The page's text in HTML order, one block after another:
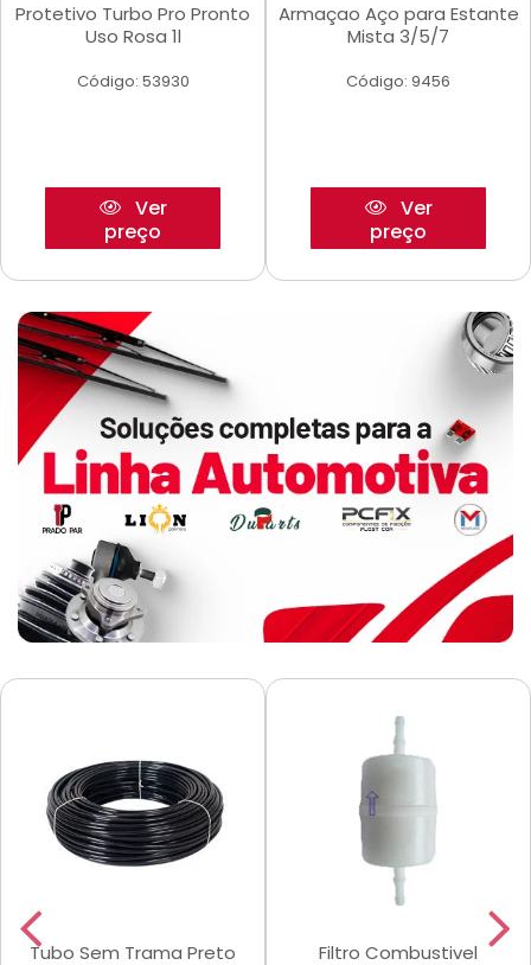
Protetivo Turbo Pro Pronto
Uso Rosa 1l
Código: 53930
Ver
preço
Armaçao Aço para Estante
Mista 3/5/7
Código: 9456
Ver
preço
Tubo Sem Trama Preto
Filtro Combustivel